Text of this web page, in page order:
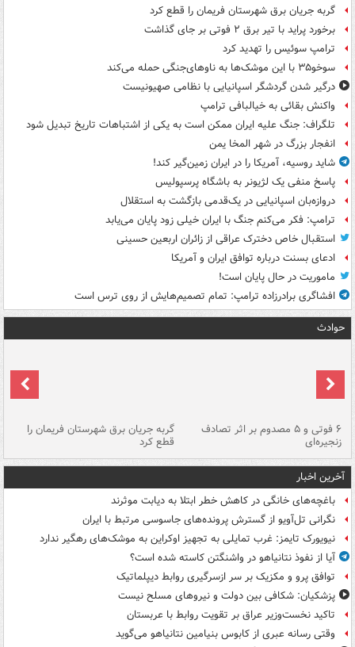
گربه جریان برق شهرستان فریمان را قطع کرد
برخورد پراید با تیر برق ۲ فوتی بر جای گذاشت
ترامپ سوئیس را تهدید کرد
سوخو۳۵ با این موشک‌ها به ناوهای‌جنگی حمله می‌کند
درگیر شدن گردشگر اسپانیایی با نظامی صهیونیست
واکنش بقائی به خیالبافی ترامپ
تلگراف: جنگ علیه ایران ممکن است به یکی از اشتباهات تاریخ تبدیل شود
انفجار بزرگ در شهر المخا یمن
شاید روسیه، آمریکا را در ایران زمین‌گیر کند!
پاسخ منفی یک لژیونر به باشگاه پرسپولیس
دروازه‌بان اسپانیایی در یک‌قدمی بازگشت به استقلال
ترامپ: فکر می‌کنم جنگ با ایران خیلی زود پایان می‌یابد
استقبال خاص دخترک عراقی از زائران اربعین حسینی
ادعای بسنت درباره توافق ایران و آمریکا
ماموریت در حال پایان است!
افشاگری برادرزاده ترامپ: تمام تصمیم‌هایش از روی ترس است
حوادث
۶ فوتی و ۵ مصدوم بر اثر تصادف
زنجیره‌ای
گربه جریان برق شهرستان فریمان را
قطع کرد
آخرین اخبار
باغچه‌های خانگی در کاهش خطر ابتلا به دیابت موثرند
نگرانی تل‌آویو از گسترش پرونده‌های جاسوسی مرتبط با ایران
نیویورک تایمز: غرب تمایلی به تجهیز اوکراین به موشک‌های رهگیر ندارد
آیا از نفوذ نتانیاهو در واشنگتن کاسته شده است؟
توافق پرو و مکزیک بر سر ازسرگیری روابط دیپلماتیک
پزشکیان: شکافی بین دولت و نیروهای مسلح نیست
تاکید نخست‌وزیر عراق بر تقویت روابط با عربستان
وقتی رسانه عبری از کابوس بنیامین نتانیاهو می‌گوید